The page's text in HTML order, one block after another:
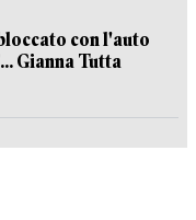
con l'auto
Gianna Tutta